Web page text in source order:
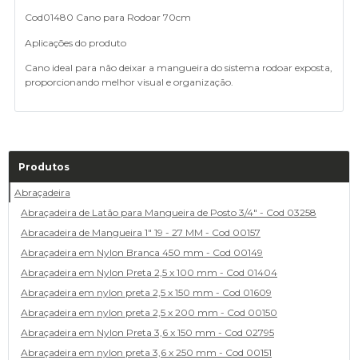
Cod01480 Cano para Rodoar 70cm
Aplicações do produto
Cano ideal para não deixar a mangueira do sistema rodoar exposta,
proporcionando melhor visual e organização.
Produtos
Abraçadeira
Abraçadeira de Latão para Mangueira de Posto 3/4" - Cod 03258
Abracadeira de Mangueira 1" 19 - 27 MM - Cod 00157
Abraçadeira em Nylon Branca 450 mm - Cod 00149
Abraçadeira em Nylon Preta 2,5 x 100 mm - Cod 01404
Abraçadeira em nylon preta 2,5 x 150 mm - Cod 01609
Abraçadeira em nylon preta 2,5 x 200 mm - Cod 00150
Abraçadeira em Nylon Preta 3,6 x 150 mm - Cod 02795
Abraçadeira em nylon preta 3,6 x 250 mm - Cod 00151